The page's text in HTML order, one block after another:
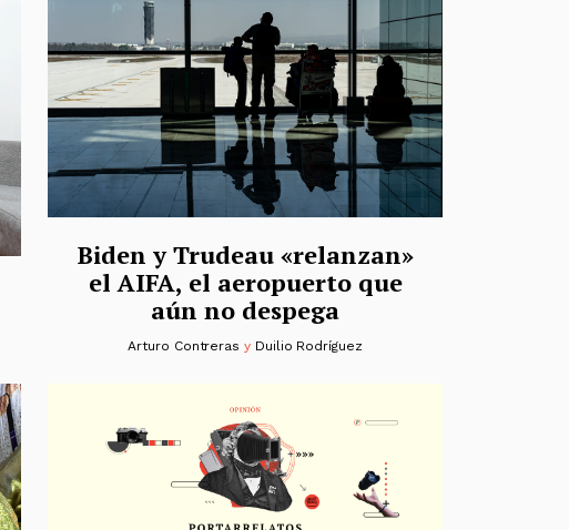
Biden y Trudeau «relanzan»
el AIFA, el aeropuerto que
aún no despega
Arturo Contreras y Duilio Rodríguez